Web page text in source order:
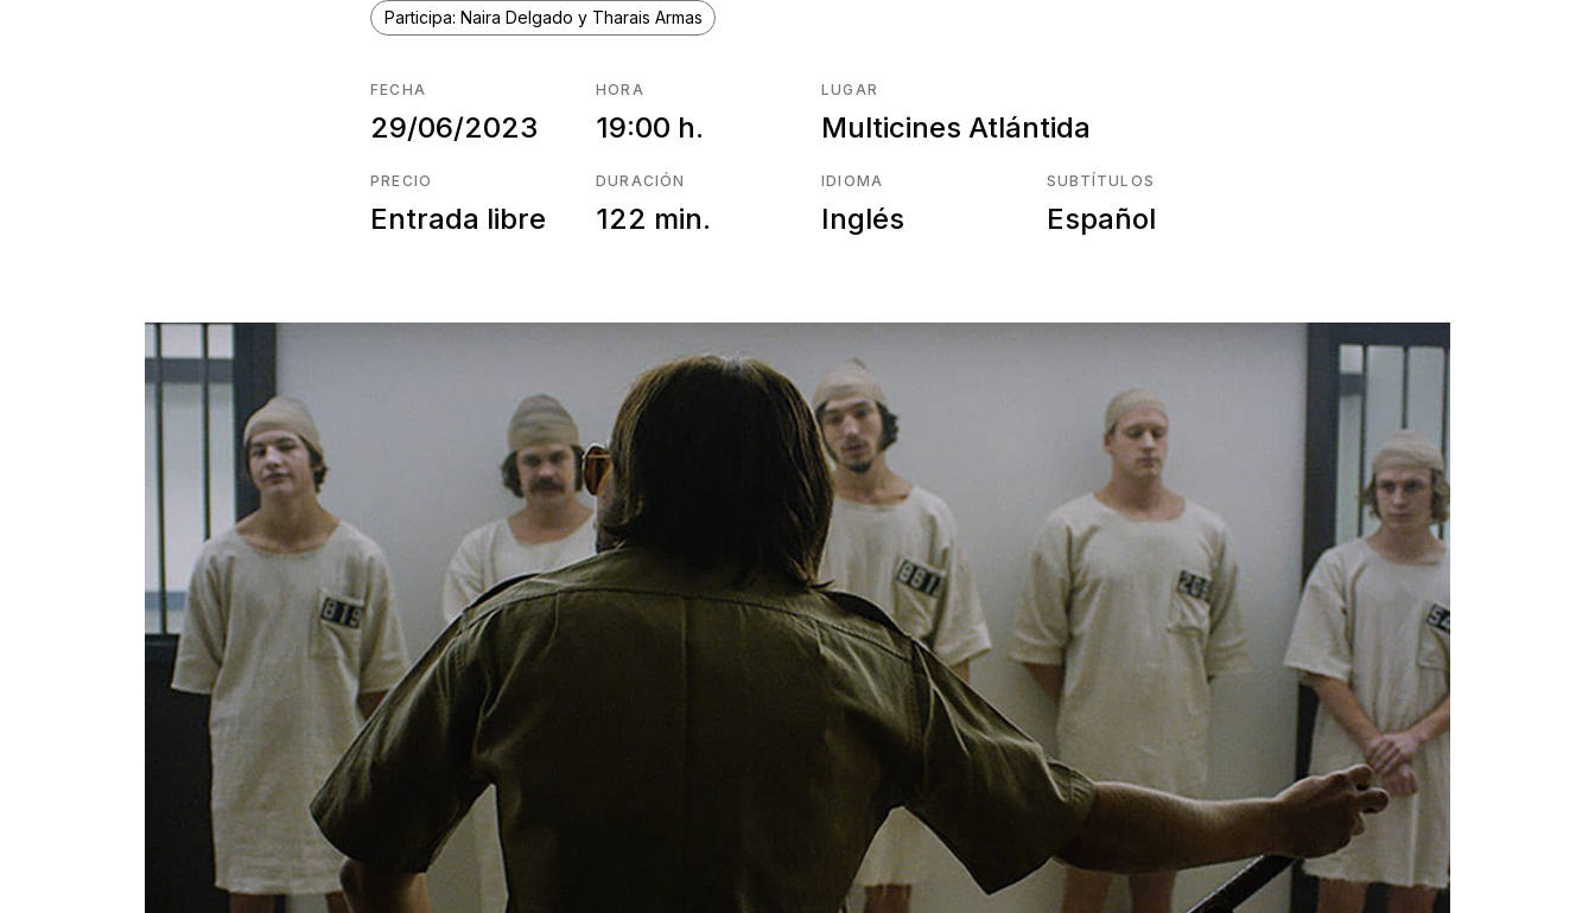
Participa: Naira Delgado y Tharais Armas
FECHA
29/06/2023
HORA
19:00 h.
LUGAR
Multicines Atlántida
PRECIO
Entrada libre
DURACIÓN
122 min.
IDIOMA
Inglés
SUBTÍTULOS
Español